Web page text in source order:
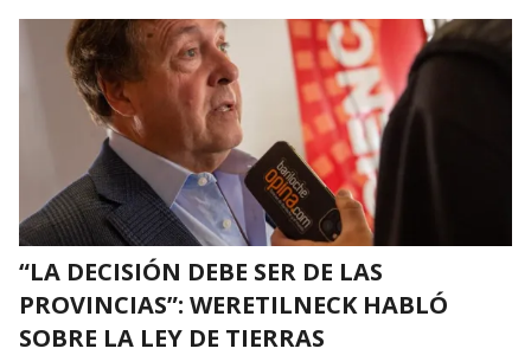
“LA DECISIÓN DEBE SER DE LAS
PROVINCIAS”: WERETILNECK HABLÓ
SOBRE LA LEY DE TIERRAS